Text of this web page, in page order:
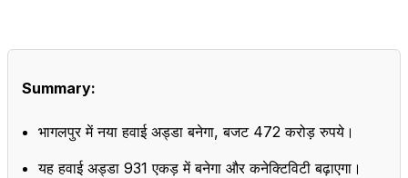
Summary:
भागलपुर में नया हवाई अड्डा बनेगा, बजट 472 करोड़ रुपये।
यह हवाई अड्डा 931 एकड़ में बनेगा और कनेक्टिविटी बढ़ाएगा।